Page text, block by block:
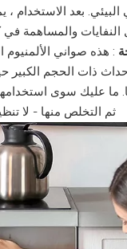
بعد الاستخدام ،
النفايات والمساهمة
: هذه صواني
ذات الحجم
ما عليك سوى
ثم التخلص منها - لا